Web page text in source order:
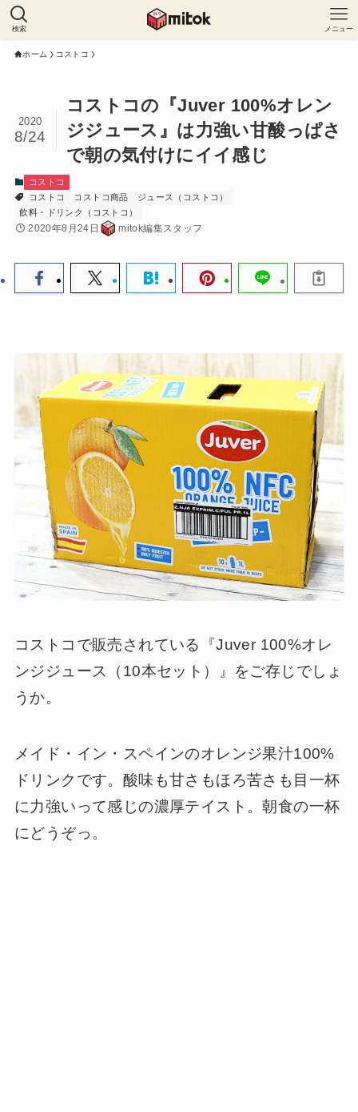
検索 メニュー
ホーム コストコ
コストコの『Juver 100%オレン
ジジュース』は力強い甘酸っぱさ
で朝の気付けにイイ感じ
2020
8/24
コストコ
コストコ
コストコ商品
ジュース（コストコ）
飲料・ドリンク（コストコ）
2020年8月24日 mitok編集スタッフ
コストコで販売されている『Juver 100%オレ
ンジジュース（10本セット）』をご存じでしょ
うか。
メイド・イン・スペインのオレンジ果汁100%
ドリンクです。酸味も甘さもほろ苦さも目一杯
に力強いって感じの濃厚テイスト。朝食の一杯
にどうぞっ。